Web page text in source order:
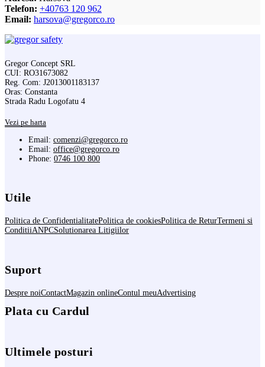
Telefon: +40763 120 962
Email: harsova@gregorco.ro
Gregor Concept SRL
CUI: RO31673082
Reg. Com: J2013001183137
Oras: Constanta
Strada Radu Logofatu 4
Vezi pe harta
Email: comenzi@gregorco.ro
Email: office@gregorco.ro
Phone: 0746 100 800
Utile
Politica de ConfidentialitatePolitica de cookiesPolitica de ReturTermeni si
ConditiiANPCSolutionarea Litigiilor
Suport
Despre noiContactMagazin onlineContul meuAdvertising
Plata cu Cardul
Ultimele posturi